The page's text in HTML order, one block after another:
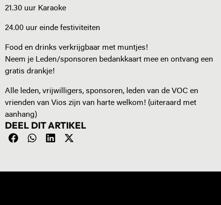
21.30 uur Karaoke
24.00 uur einde festiviteiten
Food en drinks verkrijgbaar met muntjes!
Neem je Leden/sponsoren bedankkaart mee en ontvang een
gratis drankje!
Alle leden, vrijwilligers, sponsoren, leden van de VOC en
vrienden van Vios zijn van harte welkom! (uiteraard met
aanhang)
DEEL DIT ARTIKEL